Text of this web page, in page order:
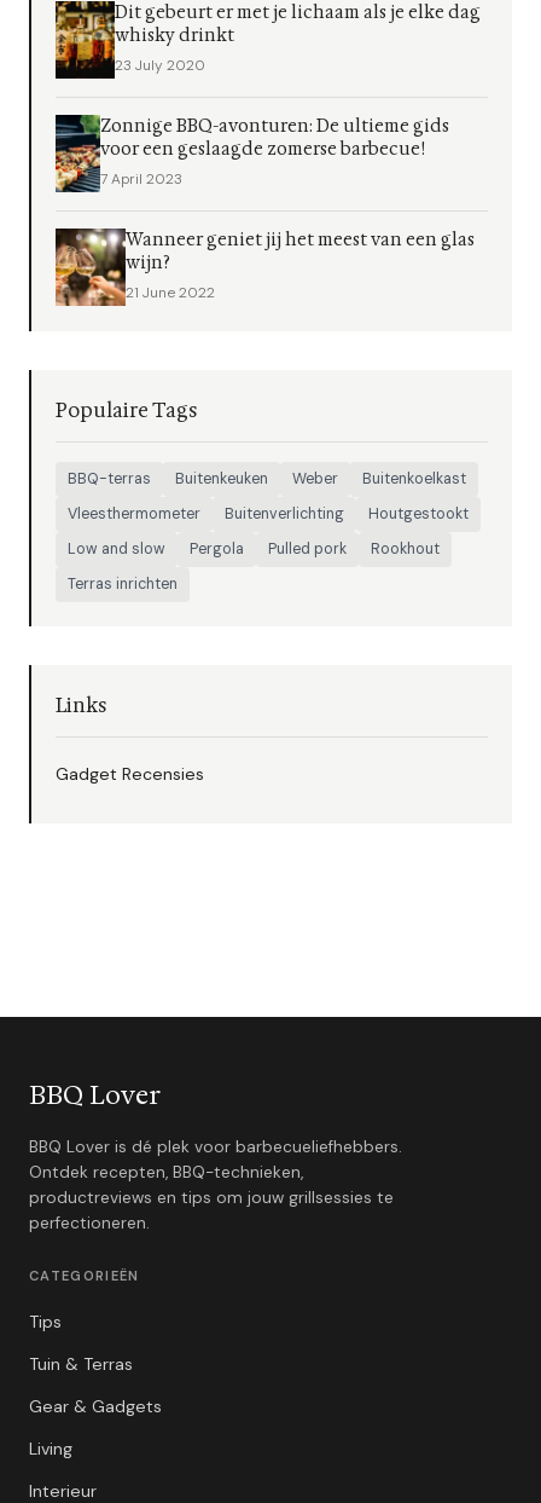
Dit gebeurt er met je lichaam als je elke dag
whisky drinkt
23 July 2020
Zonnige BBQ-avonturen: De ultieme gids
voor een geslaagde zomerse barbecue!
7 April 2023
Wanneer geniet jij het meest van een glas
wijn?
21 June 2022
Populaire Tags
BBQ-terras Buitenkeuken Weber
Buitenkoelkast
Vleesthermometer
Buitenverlichting
Houtgestookt
Low and slow
Pergola Pulled pork
Rookhout
Terras inrichten
Links
Gadget Recensies
BBQ Lover
BBQ Lover is dé plek voor barbecueliefhebbers.
Ontdek recepten, BBQ-technieken,
productreviews en tips om jouw grillsessies te
perfectioneren.
CATEGORIEËN
Tips
Tuin & Terras
Gear & Gadgets
Living
Interieur